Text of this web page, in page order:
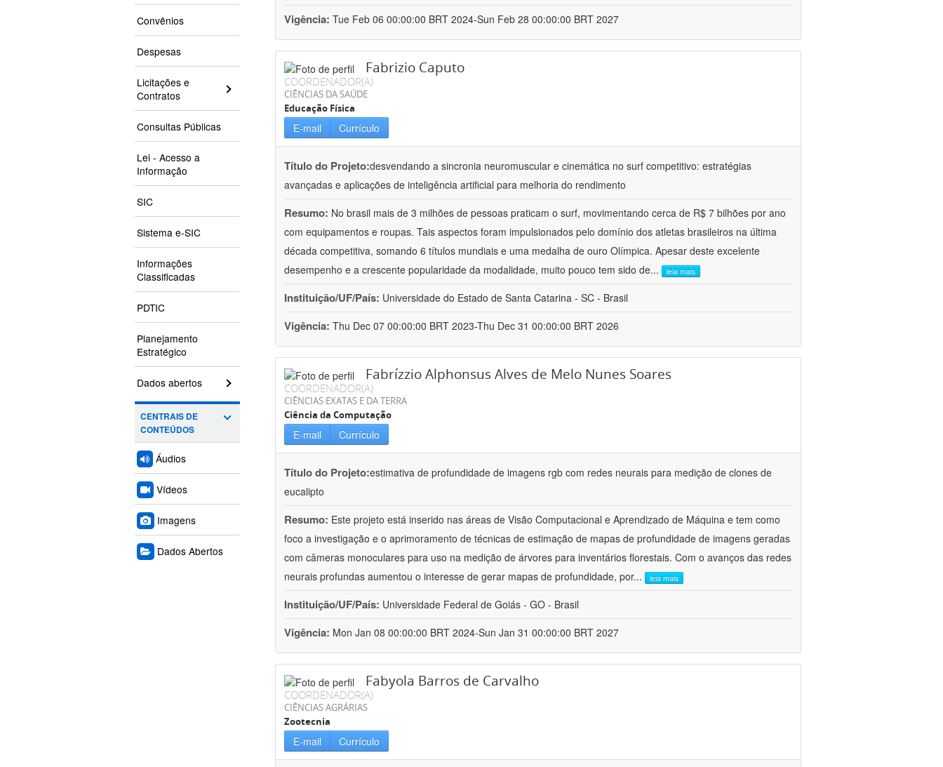
Convênios
Despesas
Licitações e
Contratos
Consultas Públicas
Lei - Acesso a
Informação
SIC
Sistema e-SIC
Informações
Classificadas
PDTIC
Planejamento
Estratégico
Dados abertos
CENTRAIS DE
CONTEÚDOS
Áudios
Vídeos
Imagens
Dados Abertos
Vigência: Tue Feb 06 00:00:00 BRT 2024-Sun Feb 28 00:00:00 BRT 2027
Fabrizio Caputo
COORDENADOR(A)
CIÊNCIAS DA SAÚDE
Educação Física
E-mail Currículo
Título do Projeto:desvendando a sincronia neuromuscular e cinemática no surf competitivo: estratégias
avançadas e aplicações de inteligência artificial para melhoria do rendimento
Resumo: No brasil mais de 3 milhões de pessoas praticam o surf, movimentando cerca de R$ 7 bilhões por ano
com equipamentos e roupas. Tais aspectos foram impulsionados pelo domínio dos atletas brasileiros na última
década competitiva, somando 6 títulos mundiais e uma medalha de ouro Olímpica. Apesar deste excelente
desempenho e a crescente popularidade da modalidade, muito pouco tem sido de... leia mais
Instituição/UF/País: Universidade do Estado de Santa Catarina - SC - Brasil
Vigência: Thu Dec 07 00:00:00 BRT 2023-Thu Dec 31 00:00:00 BRT 2026
Fabrízzio Alphonsus Alves de Melo Nunes Soares
COORDENADOR(A)
CIÊNCIAS EXATAS E DA TERRA
Ciência da Computação
E-mail Currículo
Título do Projeto:estimativa de profundidade de imagens rgb com redes neurais para medição de clones de
eucalipto
Resumo: Este projeto está inserido nas áreas de Visão Computacional e Aprendizado de Máquina e tem como
foco a investigação e o aprimoramento de técnicas de estimação de mapas de profundidade de imagens geradas
com câmeras monoculares para uso na medição de árvores para inventários florestais. Com o avanços das redes
neurais profundas aumentou o interesse de gerar mapas de profundidade, por... leia mais
Instituição/UF/País: Universidade Federal de Goiás - GO - Brasil
Vigência: Mon Jan 08 00:00:00 BRT 2024-Sun Jan 31 00:00:00 BRT 2027
Fabyola Barros de Carvalho
COORDENADOR(A)
CIÊNCIAS AGRÁRIAS
Zootecnia
E-mail Currículo